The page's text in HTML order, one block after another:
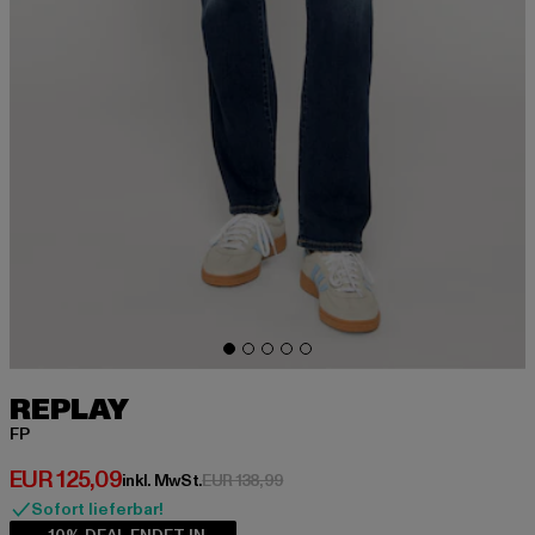
REPLAY
FP
EUR 125,09
Derzeitiger Preis: EUR 125,09
inkl. MwSt.EUR 138,99Aktionspreis: EUR 138,99
Sofort lieferbar!